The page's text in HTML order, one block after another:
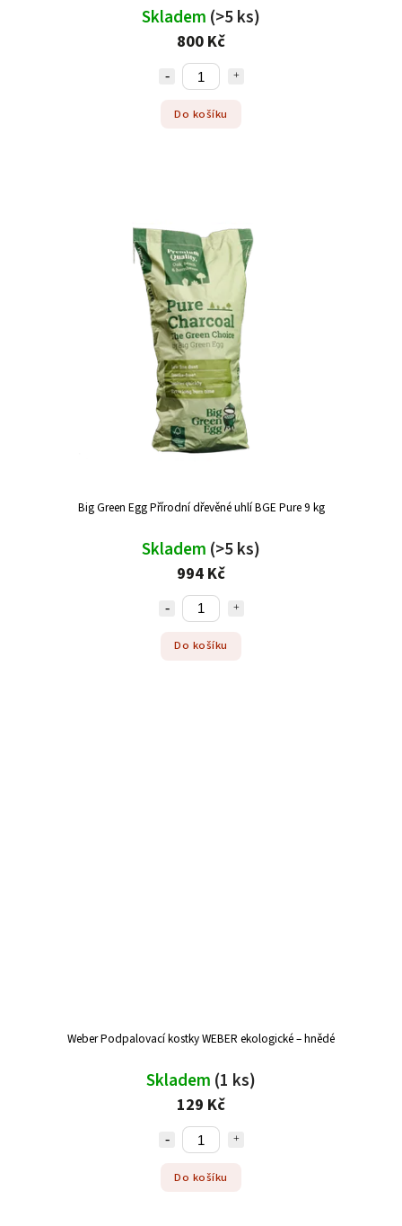
Skladem (>5 ks)
800 Kč
Do košíku
Big Green Egg Přírodní dřevěné uhlí BGE Pure 9 kg
Skladem (>5 ks)
994 Kč
Do košíku
Weber Podpalovací kostky WEBER ekologické – hnědé
Skladem (1 ks)
129 Kč
Do košíku